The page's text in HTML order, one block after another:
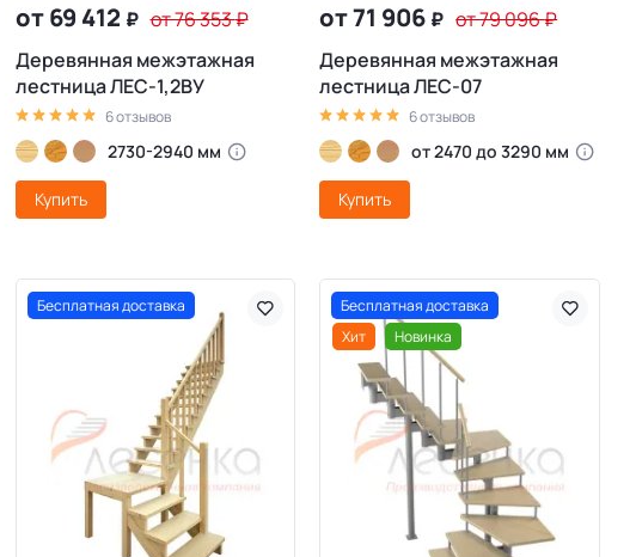
от 69 412 ₽ от 76 353₽
Деревянная межэтажная
лестница ЛЕС-1,2ВУ
6 отзывов
2730-2940 мм
Купить
от 71 906 ₽ от 79 096₽
Деревянная межэтажная
лестница ЛЕС-07
6 отзывов
от 2470 до 3290 мм
Купить
Бесплатная доставка
Бесплатная доставка
Хит
Новинка